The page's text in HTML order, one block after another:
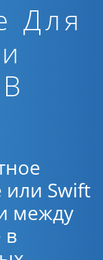
Для
Swift
между
в